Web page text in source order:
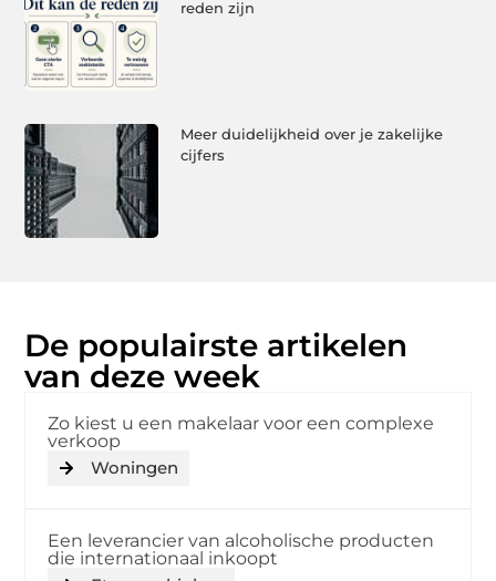
reden zijn
Meer duidelijkheid over je zakelijke
cijfers
De populairste artikelen
van deze week
Zo kiest u een makelaar voor een complexe
verkoop
Woningen
Een leverancier van alcoholische producten
die internationaal inkoopt